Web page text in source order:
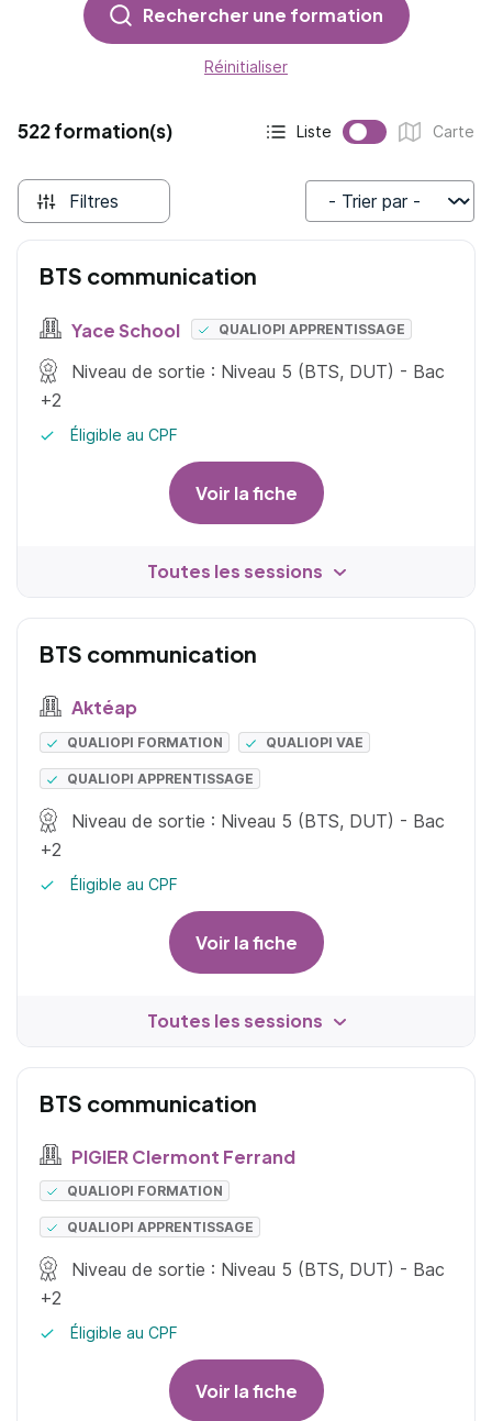
Rechercher une formation
Réinitialiser
522 formation(s)
Affichage actif :
Liste
Affichage :
Carte
Filtres
Trier par
BTS communication
Yace School QUALIOPI APPRENTISSAGE
Niveau de sortie : Niveau 5 (BTS, DUT) - Bac
+2
Éligible au CPF
Voir la fiche
Toutes les sessions
BTS communication
Aktéap
QUALIOPI FORMATION QUALIOPI VAE
QUALIOPI APPRENTISSAGE
Niveau de sortie : Niveau 5 (BTS, DUT) - Bac
+2
Éligible au CPF
Voir la fiche
Toutes les sessions
BTS communication
PIGIER Clermont Ferrand
QUALIOPI FORMATION
QUALIOPI APPRENTISSAGE
Niveau de sortie : Niveau 5 (BTS, DUT) - Bac
+2
Éligible au CPF
Voir la fiche